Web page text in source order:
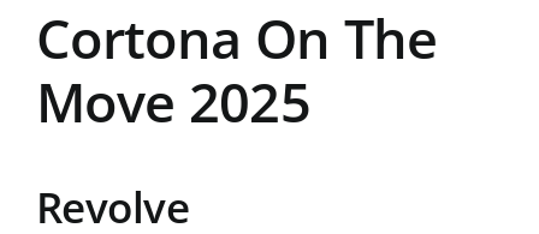
Cortona On The
Move 2025
Revolve